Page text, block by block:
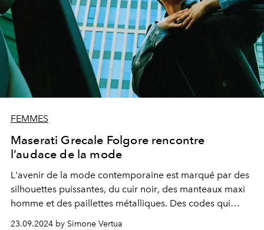
FEMMES
Maserati Grecale Folgore rencontre
l’audace de la mode
L'avenir de la mode contemporaine est marqué par des
silhouettes puissantes, du cuir noir, des manteaux maxi
homme et des paillettes métalliques. Des codes qui
dessinent également le Grecale Folgore, le premier
23.09.2024 by Simone Vertua